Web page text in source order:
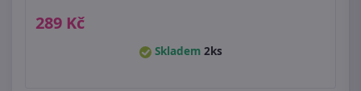
289 Kč
Skladem 2ks